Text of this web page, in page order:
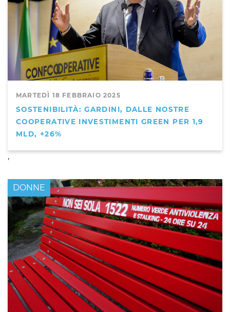
MARTEDÌ 18 FEBBRAIO 2025
SOSTENIBILITÀ: GARDINI, DALLE NOSTRE
COOPERATIVE INVESTIMENTI GREEN PER 1,9
MLD, +26%
,
DONNE